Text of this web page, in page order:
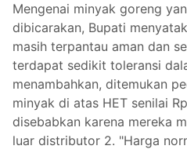
Mengenai minyak goreng
dibicarakan, Bupati
masih terpantau aman dan
terdapat sedikit toleransi
menambahkan, ditemukan
minyak di atas HET senilai
disebabkan karena mereka
luar distributor 2. "Harga